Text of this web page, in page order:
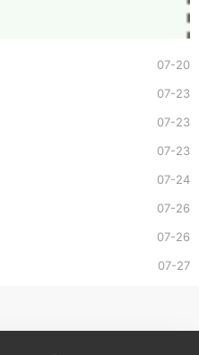
07-20
07-23
07-23
07-23
07-24
07-26
07-26
07-27